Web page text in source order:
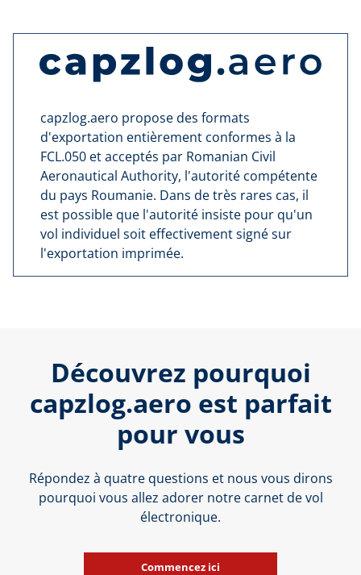
capzlog.aero propose des formats
d'exportation entièrement conformes à la
FCL.050 et acceptés par Romanian Civil
Aeronautical Authority, l'autorité compétente
du pays Roumanie. Dans de très rares cas, il
est possible que l'autorité insiste pour qu'un
vol individuel soit effectivement signé sur
l'exportation imprimée.
Découvrez pourquoi
capzlog.aero est parfait
pour vous
Répondez à quatre questions et nous vous dirons
pourquoi vous allez adorer notre carnet de vol
électronique.
Commencez ici